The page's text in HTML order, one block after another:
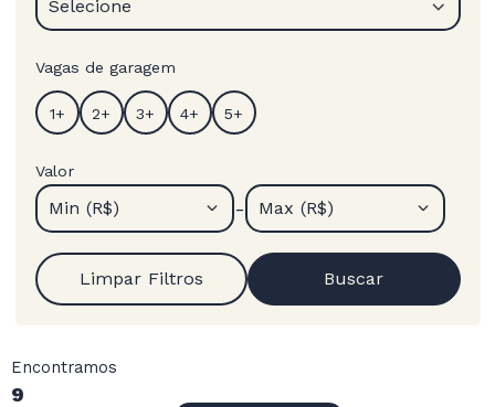
Selecione
Vagas de garagem
Valor
Min (R$) - Max (R$)
Limpar Filtros Buscar
Encontramos
9